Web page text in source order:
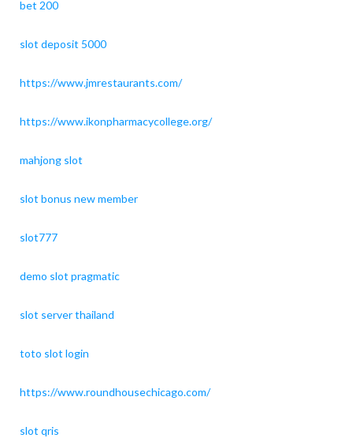
bet 200
slot deposit 5000
https://www.jmrestaurants.com/
https://www.ikonpharmacycollege.org/
mahjong slot
slot bonus new member
slot777
demo slot pragmatic
slot server thailand
toto slot login
https://www.roundhousechicago.com/
slot qris